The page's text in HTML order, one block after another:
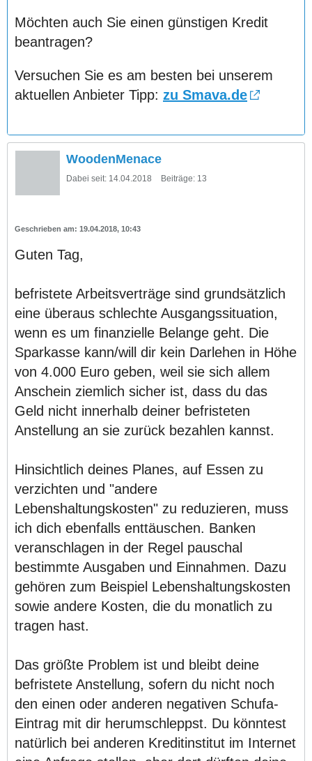
Möchten auch Sie einen günstigen Kredit
beantragen?
Versuchen Sie es am besten bei unserem
aktuellen Anbieter Tipp: zu Smava.de
WoodenMenace
Dabei seit: 14.04.2018 Beiträge: 13
19.04.2018, 10:43
Guten Tag,
befristete Arbeitsverträge sind grundsätzlich
eine überaus schlechte Ausgangssituation,
wenn es um finanzielle Belange geht. Die
Sparkasse kann/will dir kein Darlehen in Höhe
von 4.000 Euro geben, weil sie sich allem
Anschein ziemlich sicher ist, dass du das
Geld nicht innerhalb deiner befristeten
Anstellung an sie zurück bezahlen kannst.
Hinsichtlich deines Planes, auf Essen zu
verzichten und "andere
Lebenshaltungskosten" zu reduzieren, muss
ich dich ebenfalls enttäuschen. Banken
veranschlagen in der Regel pauschal
bestimmte Ausgaben und Einnahmen. Dazu
gehören zum Beispiel Lebenshaltungskosten
sowie andere Kosten, die du monatlich zu
tragen hast.
Das größte Problem ist und bleibt deine
befristete Anstellung, sofern du nicht noch
den einen oder anderen negativen Schufa-
Eintrag mit dir herumschleppst. Du könntest
natürlich bei anderen Kreditinstitut im Internet